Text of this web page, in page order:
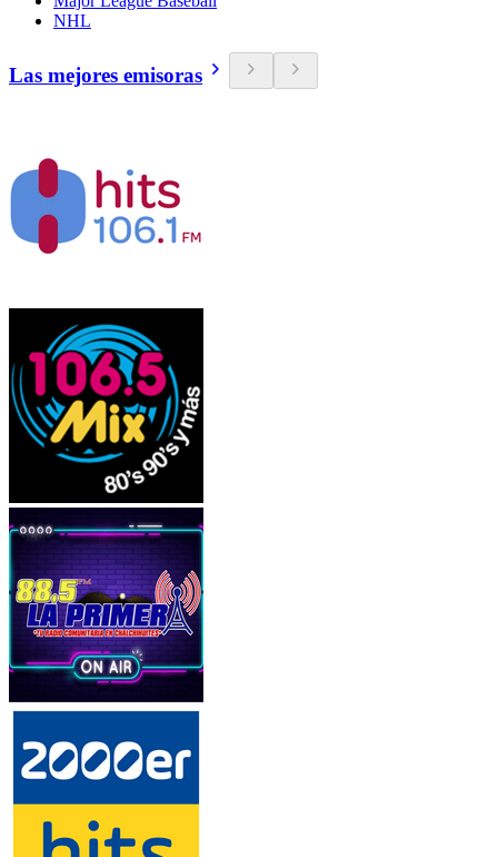
NHL
Las mejores emisoras